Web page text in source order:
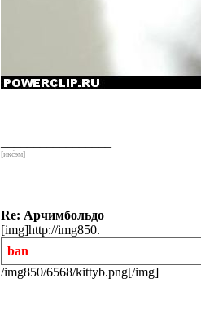
[икс́эм]
Re: Арчимбольдо
[img]http://img850.
ban
/img850/6568/kittyb.png[/img]